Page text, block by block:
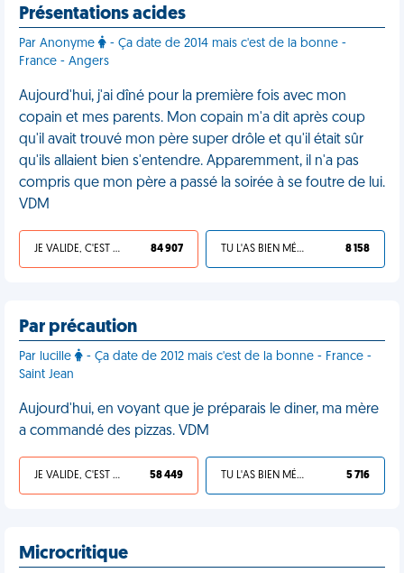
Présentations acides
Par Anonyme
- Ça date de 2014 mais c'est de la bonne -
France - Angers
Aujourd'hui, j'ai dîné pour la première fois avec mon
copain et mes parents. Mon copain m'a dit après coup
qu'il avait trouvé mon père super drôle et qu'il était sûr
qu'ils allaient bien s'entendre. Apparemment, il n'a pas
compris que mon père a passé la soirée à se foutre de lui.
VDM
JE VALIDE, C'EST UNE VDM 84 907 TU L'AS BIEN MÉRITÉ 8 158
Par précaution
Par lucille
- Ça date de 2012 mais c'est de la bonne - France -
Saint Jean
Aujourd'hui, en voyant que je préparais le diner, ma mère
a commandé des pizzas. VDM
JE VALIDE, C'EST UNE VDM 58 449 TU L'AS BIEN MÉRITÉ 5 716
Microcritique